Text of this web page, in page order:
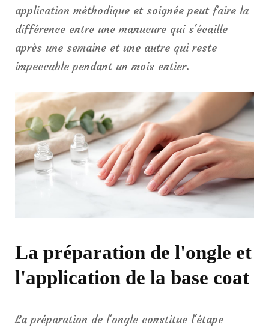
application méthodique et soignée peut faire la
différence entre une manucure qui s'écaille
après une semaine et une autre qui reste
impeccable pendant un mois entier.
La préparation de l'ongle et
l'application de la base coat
La préparation de l'ongle constitue l'étape